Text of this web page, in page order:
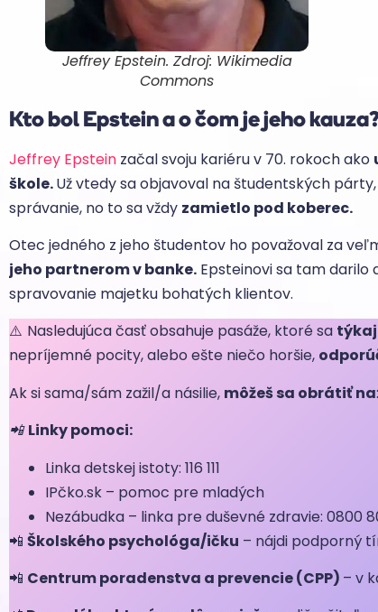
Jeffrey Epstein. Zdroj: Wikimedia
Commons
Kto bol Epstein a o čom je jeho
Jeffrey Epstein začal svoju kariéru v 70. rokoch ako
škole.Už vtedy sa objavoval na študentských
správanie, no to sa vždy zamietlo pod koberec.
Otec jedného z jeho študentov ho považoval za
jeho partnerom v banke. Epsteinovi sa tam darilo
spravovanie majetku bohatých klientov.
⚠️ Nasledujúca časť obsahuje pasáže, ktoré sa
nepríjemné pocity, alebo ešte niečo horšie,
Ak si sama/sám zažil/a násilie, môžeš sa obrátiť na:
📲Linky pomoci:
Linka detskej istoty: 116 111
IPčko.sk – pomoc pre mladých
Nezábudka – linka pre duševné zdravie: 0800
📲 Školského psychológa/ičku – nájdi podporný
📲 Centrum poradenstva a prevencie (CPP) – v